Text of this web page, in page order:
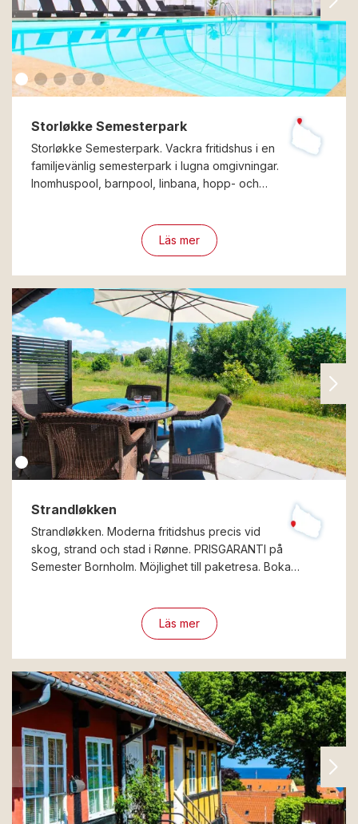
Storløkke Semesterpark
Storløkke Semesterpark. Vackra fritidshus i en
familjevänlig semesterpark i lugna omgivningar.
Inomhuspool, barnpool, linbana, hopp- och…
Läs mer
Strandløkken
Strandløkken. Moderna fritidshus precis vid
skog, strand och stad i Rønne. PRISGARANTI på
Semester Bornholm. Möjlighet till paketresa. Boka…
Läs mer